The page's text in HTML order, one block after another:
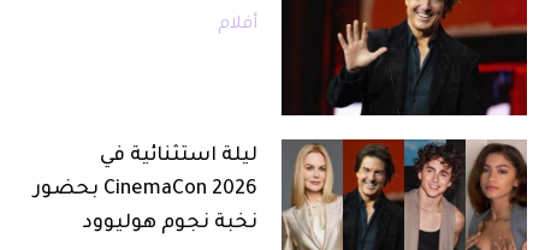
أفلام
ليلة استثنائية في
CinemaCon 2026 بحضور
نخبة نجوم هوليوود